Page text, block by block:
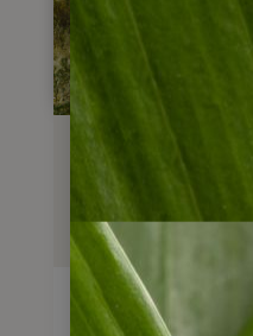
Reisebaustein
Tierparadies
4Tage
ab